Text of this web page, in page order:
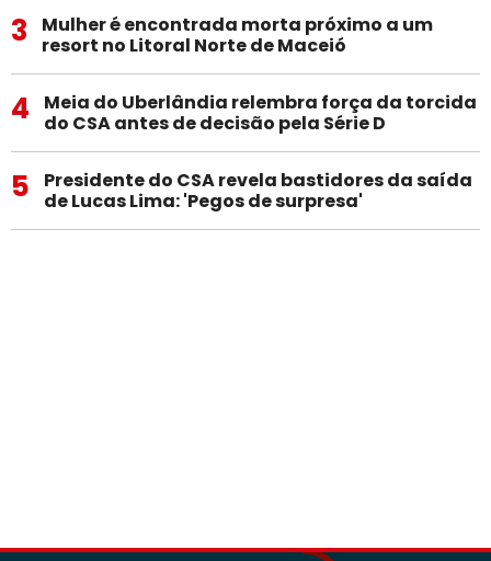
3
Mulher é encontrada morta próximo a um
resort no Litoral Norte de Maceió
4
Meia do Uberlândia relembra força da torcida
do CSA antes de decisão pela Série D
5
Presidente do CSA revela bastidores da saída
de Lucas Lima: 'Pegos de surpresa'